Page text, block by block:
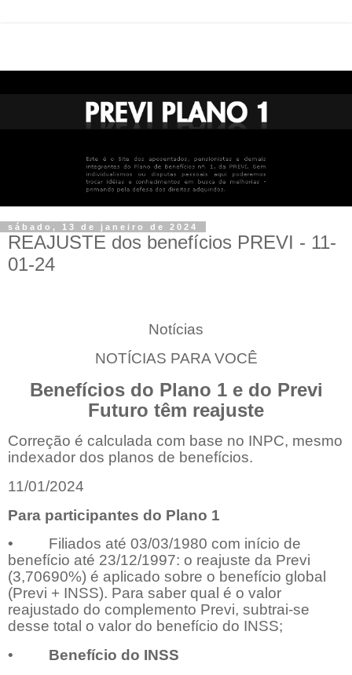
sábado, 13 de janeiro de 2024
REAJUSTE dos benefícios PREVI - 11-
01-24
Notícias
NOTÍCIAS PARA VOCÊ
Benefícios do Plano 1 e do Previ
Futuro têm reajuste
Correção é calculada com base no INPC, mesmo
indexador dos planos de benefícios.
11/01/2024
Para participantes do Plano 1
• Filiados até 03/03/1980 com início de
benefício até 23/12/1997: o reajuste da Previ
(3,70690%) é aplicado sobre o benefício global
(Previ + INSS). Para saber qual é o valor
reajustado do complemento Previ, subtrai-se
desse total o valor do benefício do INSS;
• Benefício do INSS